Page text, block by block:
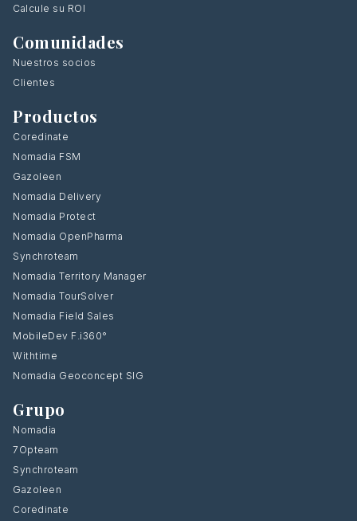
Calcule su ROI
Comunidades
Nuestros socios
Clientes
Productos
Coredinate
Nomadia FSM
Gazoleen
Nomadia Delivery
Nomadia Protect
Nomadia OpenPharma
Synchroteam
Nomadia Territory Manager
Nomadia TourSolver
Nomadia Field Sales
MobileDev F.i360°
Withtime
Nomadia Geoconcept SIG
Grupo
Nomadia
7Opteam
Synchroteam
Gazoleen
Coredinate